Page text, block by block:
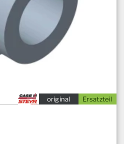
Ersatzteil
original